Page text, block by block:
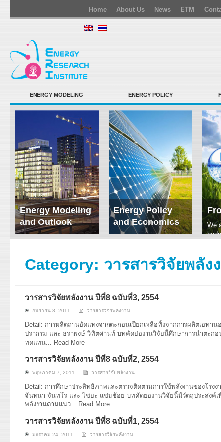
Home About Us News ETM
ENERGY MODELING ENERGY POLICY
Energy Modeling
and Outlook
ERI conducts rigorous
demand of various
energy-consuming
Read More
Energy Policy
and Economics
We focus on solar
innovation, solar PV
economics, and solar PV
solar collectors for …
We
Category: วารสารวิจัยพลัง
วารสารวิจัยพลังงาน ปีที่8 ฉบับที่3, 2554
กันยายน 8, 2011 วารสารวิจัยพลังงาน
Detail: การผลิตถ่านอัดแท่งจากตะกอนเปียกเหลือทิ้งจากการผลิตเอทา
ปรากรม และ ธราพงษ์ วิทิตศานท์ บทคัดย่องานวิจัยนี้ศึกษาการนำตะกอน
ทดแทน... Read More
วารสารวิจัยพลังงาน ปีที่8 ฉบับที่2, 2554
พฤษภาคม 7, 2011 วารสารวิจัยพลังงาน
Detail: การศึกษาประสิทธิภาพและตรวจติดตามการใช้พลังงานของโร
จันทนา จันทโร และ ไชยะ แช่มช้อย บทคัดย่องานวิจัยนี้มีวัตถุประสงค์เ
พลังงานตามแนว... Read More
วารสารวิจัยพลังงาน ปีที่8 ฉบับที่1, 2554
มกราคม 24, 2011 วารสารวิจัยพลังงาน